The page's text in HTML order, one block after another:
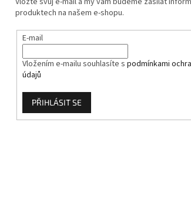
produktech na našem e-shopu.
E-mail
Vložením e-mailu souhlasíte s podmínkami
údajů
PŘIHLÁSIT SE